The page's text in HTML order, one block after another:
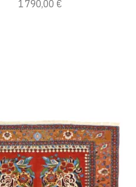
1 790,00 €